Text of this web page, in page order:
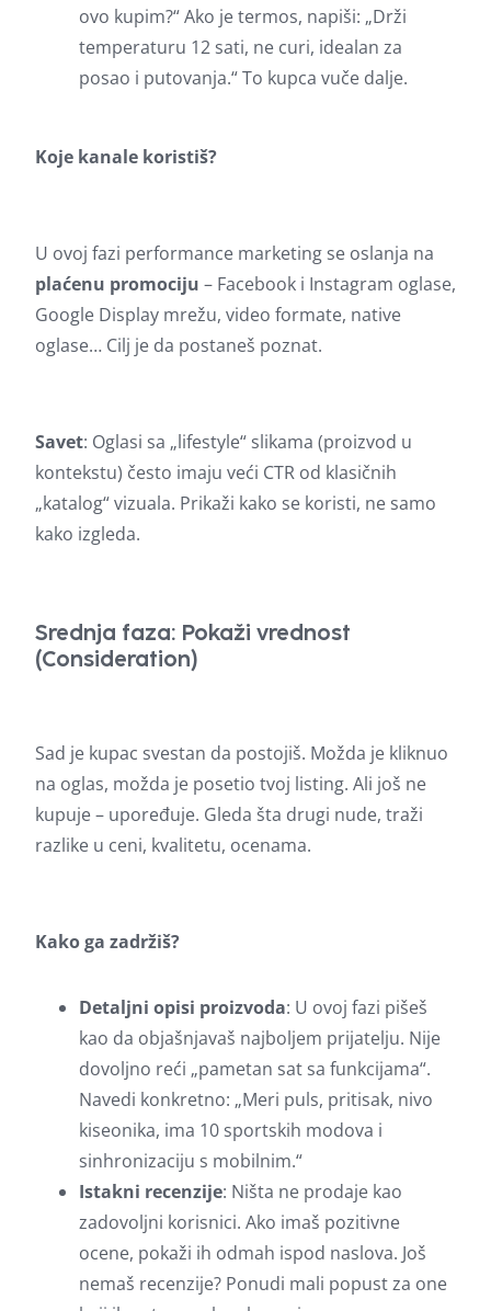
ovo kupim?“ Ako je termos, napiši: „Drži
temperaturu 12 sati, ne curi, idealan za
posao i putovanja.“ To kupca vuče dalje.
Koje kanale koristiš?
U ovoj fazi performance marketing se oslanja na
plaćenu promociju – Facebook i Instagram oglase,
Google Display mrežu, video formate, native
oglase… Cilj je da postaneš poznat.
Savet: Oglasi sa „lifestyle“ slikama (proizvod u
kontekstu) često imaju veći CTR od klasičnih
„katalog“ vizuala. Prikaži kako se koristi, ne samo
kako izgleda.
Srednja faza: Pokaži vrednost
(Consideration)
Sad je kupac svestan da postojiš. Možda je kliknuo
na oglas, možda je posetio tvoj listing. Ali još ne
kupuje – upoređuje. Gleda šta drugi nude, traži
razlike u ceni, kvalitetu, ocenama.
Kako ga zadržiš?
Detaljni opisi proizvoda: U ovoj fazi pišeš
kao da objašnjavaš najboljem prijatelju. Nije
dovoljno reći „pametan sat sa funkcijama“.
Navedi konkretno: „Meri puls, pritisak, nivo
kiseonika, ima 10 sportskih modova i
sinhronizaciju s mobilnim.“
Istakni recenzije: Ništa ne prodaje kao
zadovoljni korisnici. Ako imaš pozitivne
ocene, pokaži ih odmah ispod naslova. Još
nemaš recenzije? Ponudi mali popust za one